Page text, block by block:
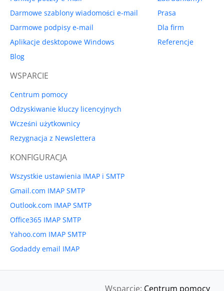
Darmowe szablony wiadomości e-mail
Darmowe podpisy e-mail
Aplikacje desktopowe Windows
Blog
Prasa
Dla firm
Referencje
WSPARCIE
Centrum pomocy
Odzyskiwanie kluczy licencyjnych
Wcześni użytkownicy
Rezygnacja z Newslettera
KONFIGURACJA
Wszystkie ustawienia IMAP i SMTP
Gmail.com IMAP SMTP
Outlook.com IMAP SMTP
Office365 IMAP SMTP
Yahoo.com IMAP SMTP
Godaddy email IMAP
Wsparcie: Centrum pomocy